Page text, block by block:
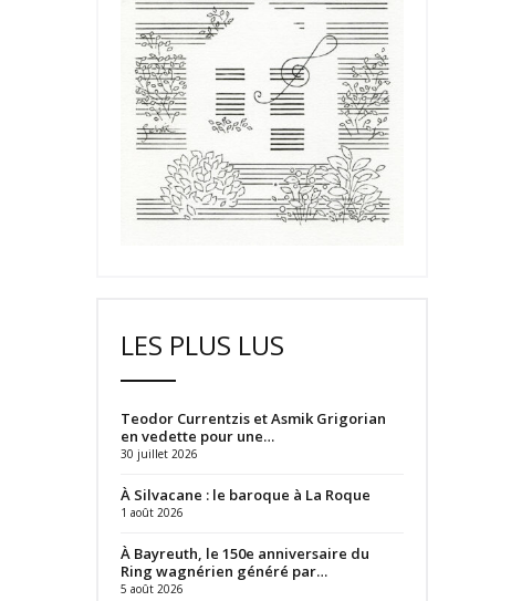
LES PLUS LUS
Teodor Currentzis et Asmik Grigorian
en vedette pour une…
30 juillet 2026
À Silvacane : le baroque à La Roque
1 août 2026
À Bayreuth, le 150e anniversaire du
Ring wagnérien généré par…
5 août 2026